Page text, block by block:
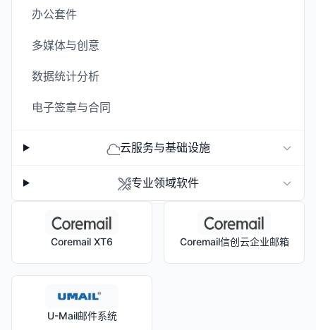
办公套件
多媒体与创意
数据统计分析
电子签章与合同
云服务与基础设施
专业领域软件
Coremail XT6 Coremail信创云企业邮箱
U-Mail邮件系统